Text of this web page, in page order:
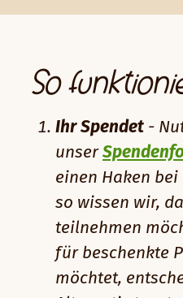
So
Ihr Spendet -
unser
einen Haken bei
so wissen wir,
teilnehmen
für beschenkte
möchtet,